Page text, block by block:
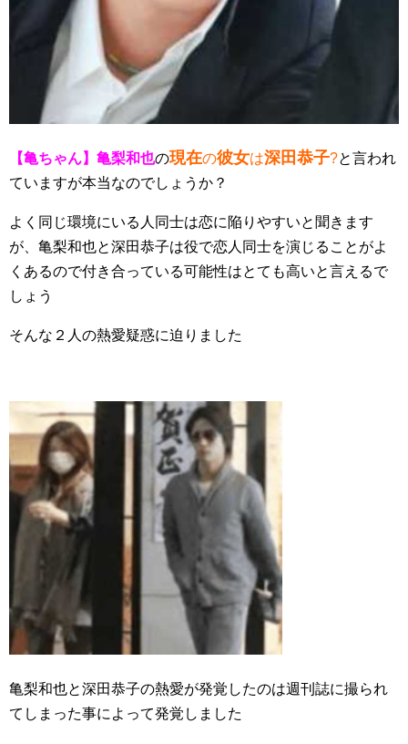
【亀ちゃん】亀梨和也の現在の彼女は深田恭子?と言われ
ていますが本当なのでしょうか？
よく同じ環境にいる人同士は恋に陥りやすいと聞きます
が、亀梨和也と深田恭子は役で恋人同士を演じることがよ
くあるので付き合っている可能性はとても高いと言えるで
しょう
そんな２人の熱愛疑惑に迫りました
亀梨和也と深田恭子の熱愛が発覚したのは週刊誌に撮られ
てしまった事によって発覚しました